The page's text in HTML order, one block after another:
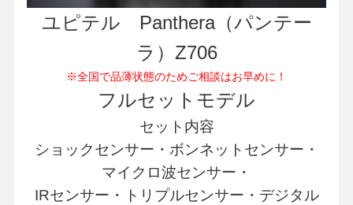
ユピテル Panthera（パンテー
ラ）Z706
※全国で品薄状態のためご相談はお早めに！
フルセットモデル
セット内容
ショックセンサー・ボンネットセンサー・
マイクロ波センサー・
IRセンサー・トリプルセンサー・デジタル